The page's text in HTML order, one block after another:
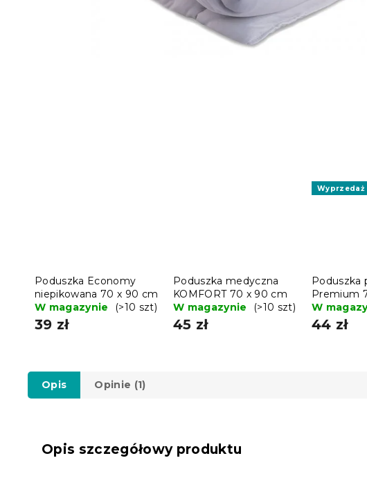
Poduszka Economy
niepikowana 70 x 90 cm
W magazynie
(>10 szt)
39 zł
Poduszka medyczna
KOMFORT 70 x 90 cm
W magazynie
(>10 szt)
45 zł
Wyprzedaż
Poduszka
Premium
W
44 zł
Opis Opinie (1)
Opis szczegółowy produktu